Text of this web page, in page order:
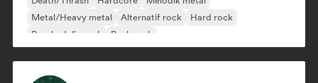
Metal/Heavy metal
Alternatif rock
Hard rock
Psychedelic rock
Punk rock